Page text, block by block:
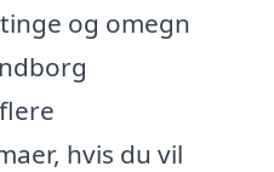
og omegn
hvis du vil